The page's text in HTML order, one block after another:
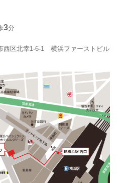
3分
西区北幸1‐6‐1 横浜ファーストビル